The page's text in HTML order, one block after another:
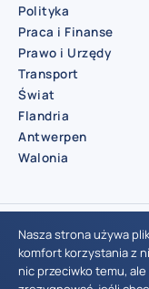
Polityka
Praca i Finanse
Prawo i Urzędy
Transport
Świat
Flandria
Antwerpen
Walonia
©
Nasza strona używa
komfort korzystania z
nic przeciwko temu,